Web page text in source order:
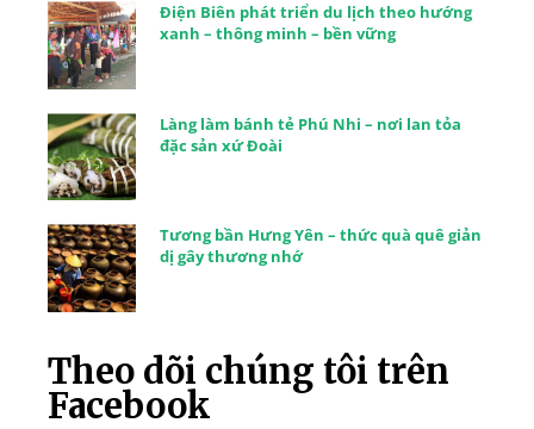
Điện Biên phát triển du lịch theo hướng
xanh – thông minh – bền vững
Làng làm bánh tẻ Phú Nhi – nơi lan tỏa
đặc sản xứ Đoài
Tương bần Hưng Yên – thức quà quê giản
dị gây thương nhớ
Theo dõi chúng tôi trên
Facebook